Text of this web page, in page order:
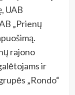
UAB
„Prienų
rajono
ir
„Rondo“